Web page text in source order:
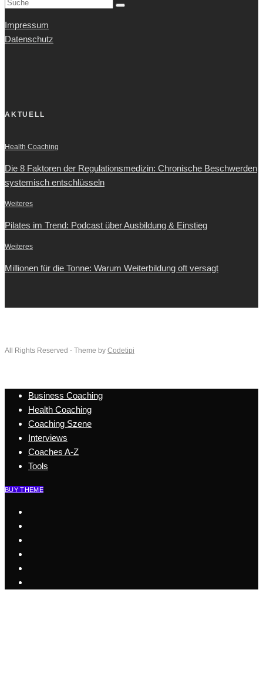
Impressum
Datenschutz
AKTUELL
Health Coaching
Die 8 Faktoren der Regulationsmedizin: Chronische Beschwerden
systemisch entschlüsseln
Weiteres
Pilates im Trend: Podcast über Ausbildung & Einstieg
Weiteres
Millionen für die Tonne: Warum Weiterbildung oft versagt
All Rights Reserved - Theme by Codetipi
Business Coaching
Health Coaching
Coaching Szene
Interviews
Coaches A-Z
Tools
BUY THEME